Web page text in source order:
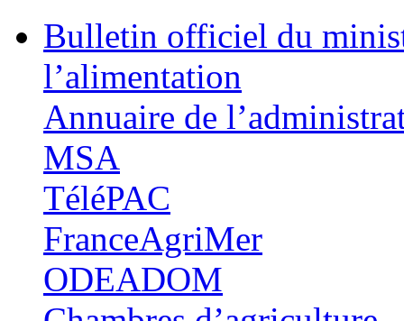
Bulletin officiel du
l’alimentation
Annuaire de
MSA
TéléPAC
FranceAgriMer
ODEADOM